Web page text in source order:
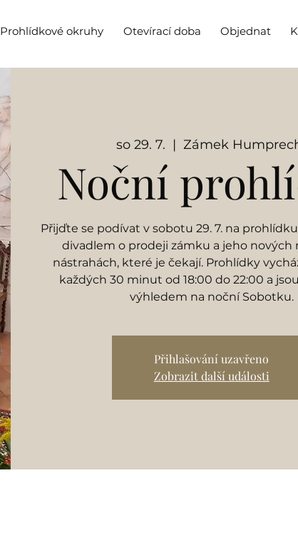
Prohlídkové okruhy Otevírací doba Objednat
so 29. 7.
  |
Zámek
Noční
Přijďte se podívat v sobotu 29. 7. na
divadlem o prodeji zámku a jeho nových
nástrahách, které je čekají. Prohlídky
každých 30 minut od 18:00 do 22:00 a
výhledem na noční Sobotku.
Přihlašování uzavřeno
Zobrazit další události